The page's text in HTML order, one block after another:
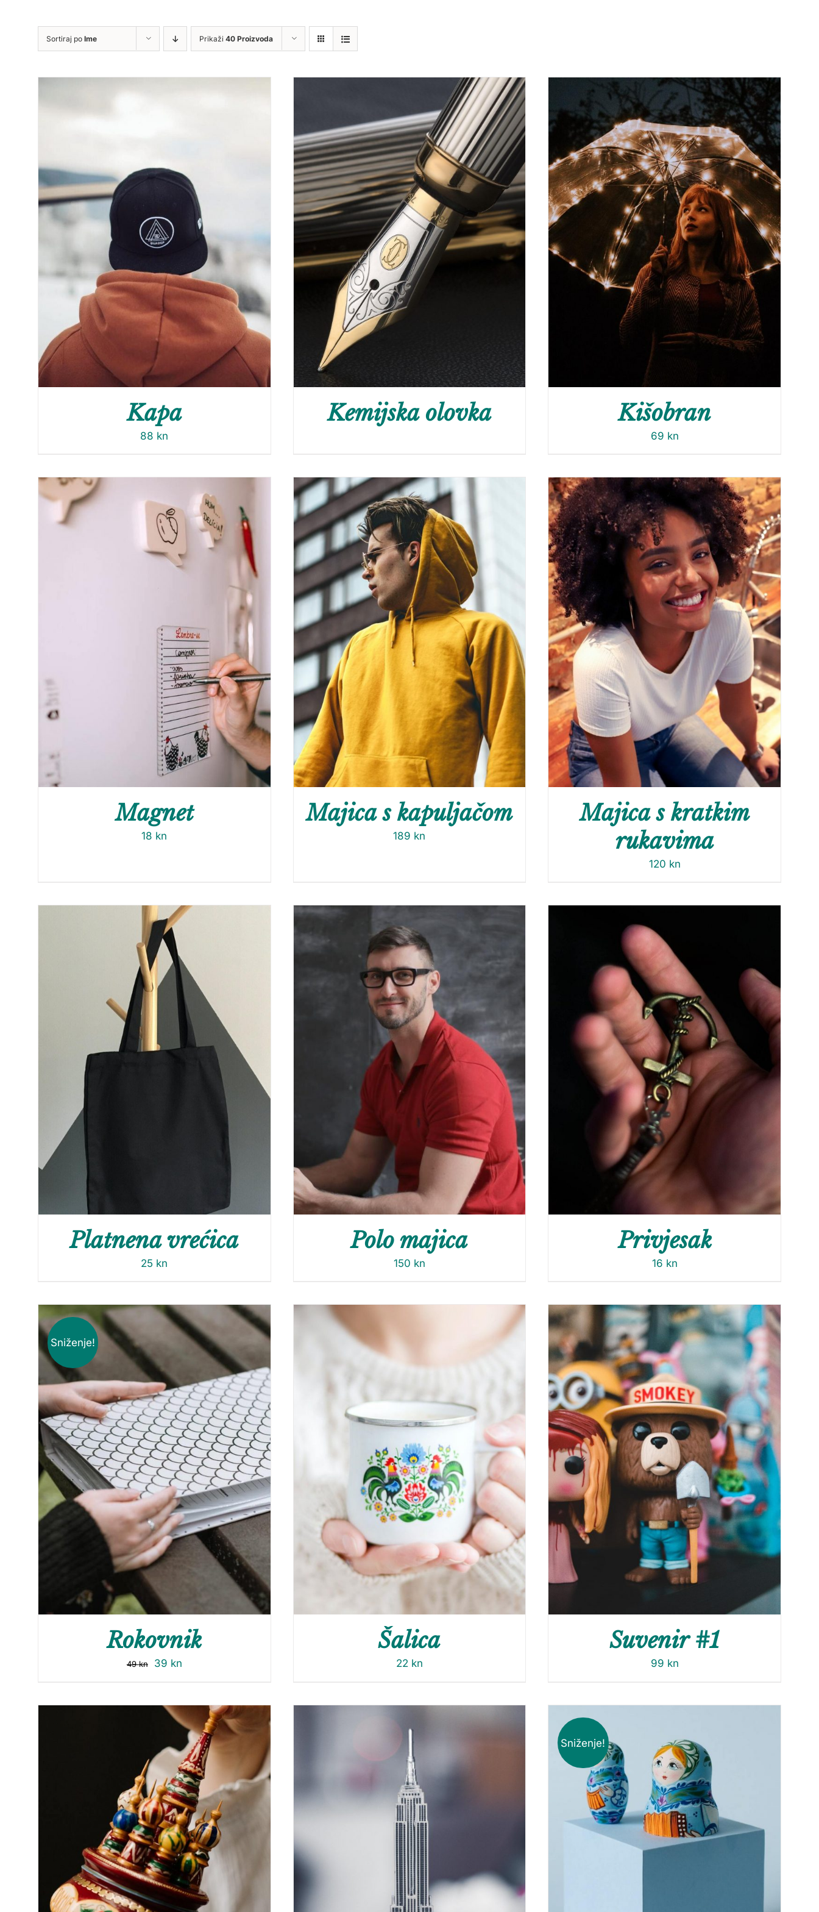
Sortiraj po Ime Prikaži 40 Proizvoda
Kapa
88 kn
Kemijska olovka Kišobran
69 kn
Magnet
18 kn
Majica s kapuljačom
189 kn
Majica s kratkim
rukavima
120 kn
Platnena vrećica
25 kn
Polo majica
150 kn
Privjesak
16 kn
Sniženje!
Rokovnik
49kn 39 kn
Šalica
22 kn
Suvenir #1
99 kn
Sniženje!